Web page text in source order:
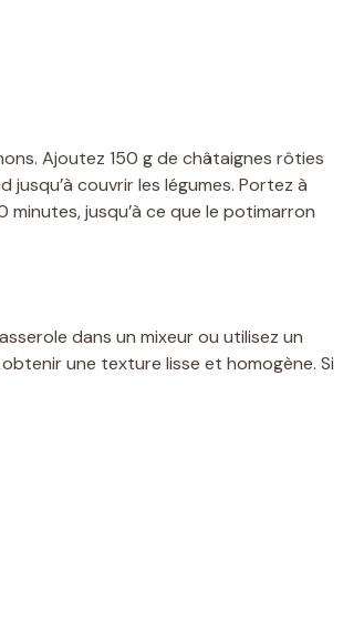
Ajoutez 150 g de châtaignes rôties
couvrir les légumes. Portez à
jusqu’à ce que le potimarron
dans un mixeur ou utilisez un
une texture lisse et homogène. Si